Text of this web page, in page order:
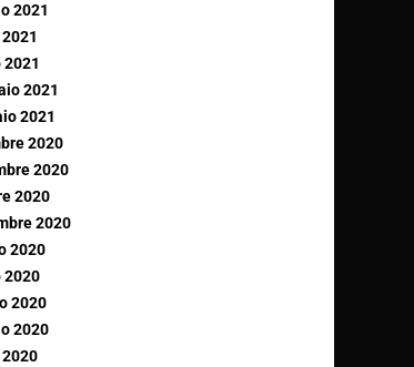
2021
2021
2021
2021
2020
2020
2020
2020
2020
2020
2020
2020